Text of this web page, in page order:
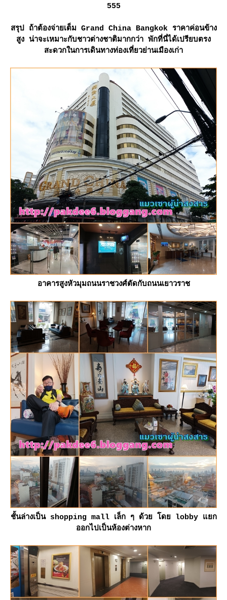
555
สรุป ถ้าต้องจ่ายเต็ม Grand China Bangkok ราคาค่อนข้าง
สูง น่าจะเหมาะกับชาวต่างชาติมากกว่า พักที่นี่ได้เปรียบตรง
สะดวกในการเดินทางท่องเที่ยวย่านเมืองเก่า
อาคารสูงหัวมุมถนนราชวงศ์ตัดกับถนนเยาวราช
ชั้นล่างเป็น shopping mall เล็ก ๆ ด้วย โดย lobby แยก
ออกไปเป็นห้องต่างหาก